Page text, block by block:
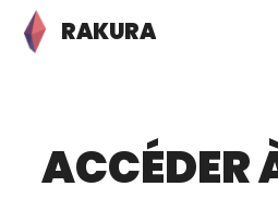
RAKURA
ACCÉDER